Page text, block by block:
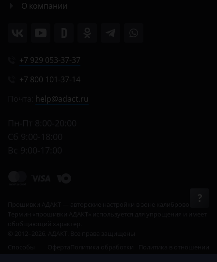
О компании
+7 929 053-37-37
+7 800 101-37-14
help@adact.ru